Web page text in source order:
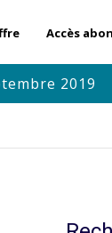
Accès
2019